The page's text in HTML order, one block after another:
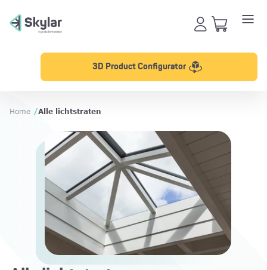
3D Product Configurator
Home /Alle lichtstraten